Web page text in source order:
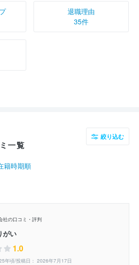
退職理由
35件
一覧
絞り込む
籍時期順
社の口コミ・評判
がい
1.0
年頃/投稿日： 2026年7月17日